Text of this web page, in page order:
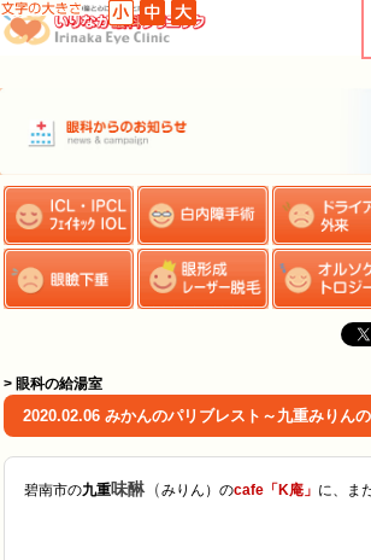
> 眼科の給湯室
2020.02.06 みかんのパリブレスト～九重みりんの
碧南市の九重味醂（みりん）のcafe「K庵」 に、ま